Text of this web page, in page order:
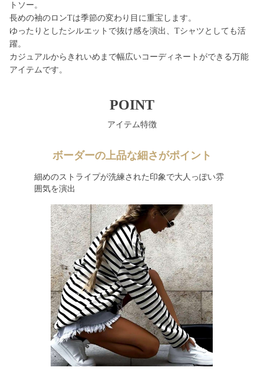
トソー。
長めの袖のロンTは季節の変わり目に重宝します。
ゆったりとしたシルエットで抜け感を演出、Tシャツとしても活
躍。
カジュアルからきれいめまで幅広いコーディネートができる万能
アイテムです。
POINT
アイテム特徴
ボーダーの上品な細さがポイント
細めのストライプが洗練された印象で大人っぽい雰
囲気を演出